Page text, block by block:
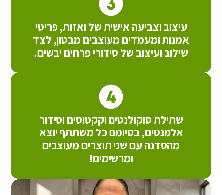
עיצוב וצביעה אישית של ואזות, פריטי
אמנות ומעמדים מעוצבים מבטון, לצד
שילוב ועיצוב של סידורי פרחים יבשים.
שתילת סוקולנטים וקקטוסים וסידור
אלמנטים, בסיומם כל משתתף יוצא
מהסדנה עם שני תוצרים מעוצבים
ומרשימים!